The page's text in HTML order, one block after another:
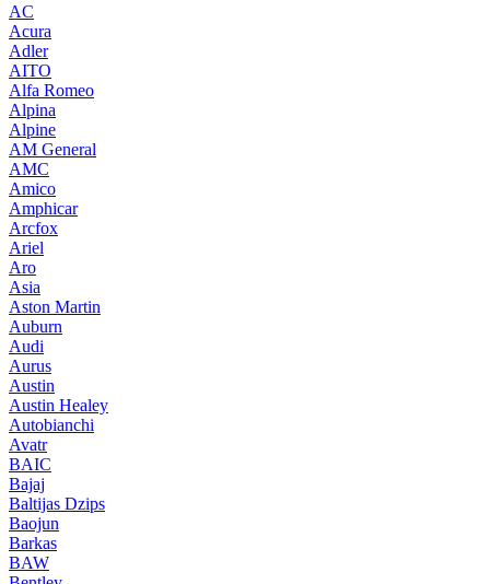
AC
Acura
Adler
AITO
Alfa Romeo
Alpina
Alpine
AM General
AMC
Amico
Amphicar
Arcfox
Ariel
Aro
Asia
Aston Martin
Auburn
Audi
Aurus
Austin
Austin Healey
Autobianchi
Avatr
BAIC
Bajaj
Baltijas Dzips
Baojun
Barkas
BAW